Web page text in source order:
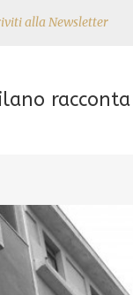
alla Newsletter
racconta